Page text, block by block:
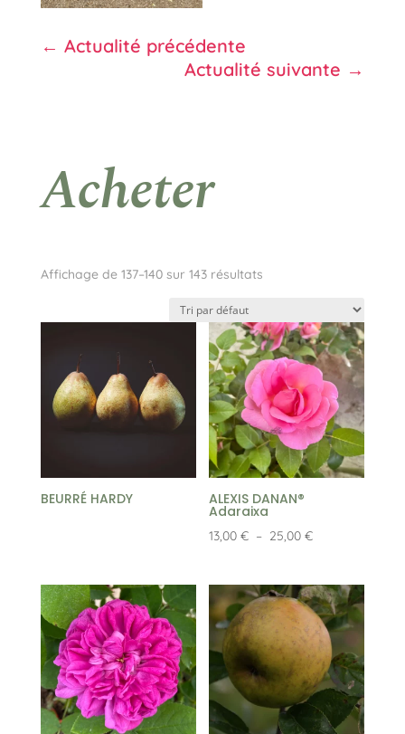
← Actualité précédente
Actualité suivante →
Acheter
Affichage de 137–140 sur 143 résultats
BEURRÉ HARDY ALEXIS DANAN®
Adaraixa
13,00€ – 25,00€Plage
prix :
13,00 €
à
25,00 €